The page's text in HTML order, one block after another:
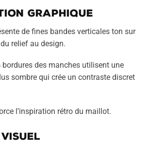
graphique
de fines bandes verticales ton sur
relief au design.
bordures des manches utilisent une
sombre qui crée un contraste discret
l’inspiration rétro du maillot.